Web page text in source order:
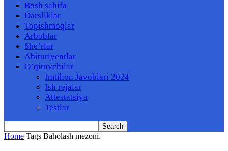
Bosh sahifa
Darsliklar
Topishmoqlar
Arboblar
She’rlar
Abituriyentlar
O’qituvchilar
Imtihon Javoblari 2024
Ish rejalar
Attestatsiya
Testlar
Home Tags Baholash mezoni.